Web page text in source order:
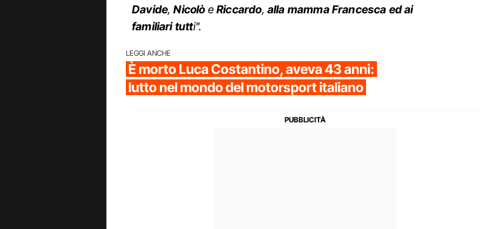
Davide,Nicolò eRiccardo, alla mamma Francesca ed ai
familiari tutti".
LEGGI ANCHE
È morto Luca Costantino, aveva 43 anni:
lutto nel mondo del motorsport italiano